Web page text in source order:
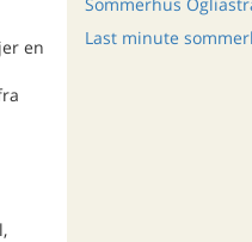
en
Last minute